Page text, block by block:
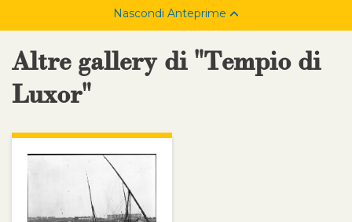
Nascondi Anteprime
Altre gallery di "Tempio di
Luxor"